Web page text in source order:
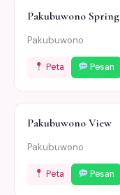
Pakubuwono Spring
Pakubuwono
Peta Pesan
Pakubuwono View
Pakubuwono
Peta Pesan